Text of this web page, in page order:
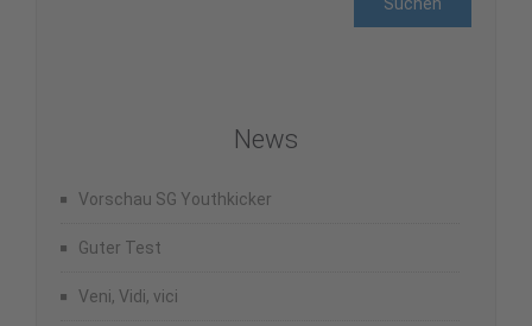
News
Vorschau SG Youthkicker
Guter Test
Veni, Vidi, vici